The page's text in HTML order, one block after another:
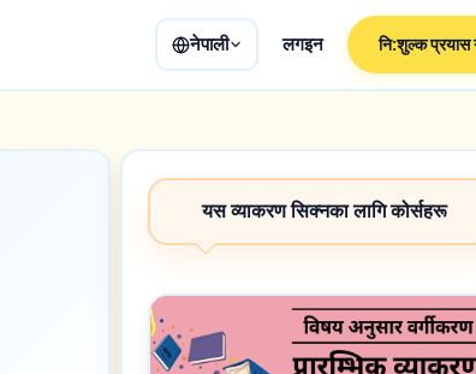
नेपाली लगइन नि:शुल्क प्रयास
यस व्याकरण सिक्नका लागि कोर्सहरू